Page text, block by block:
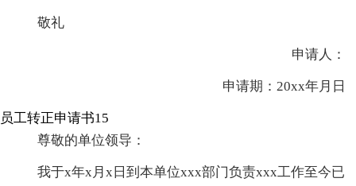
敬礼
申请人：
申请期：20xx年月日
员工转正申请书15
尊敬的单位领导：
我于x年x月x日到本单位xxx部门负责xxx工作至今已